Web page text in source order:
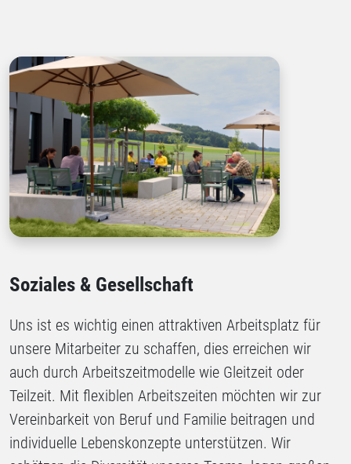
Soziales & Gesellschaft
Uns ist es wichtig einen attraktiven Arbeitsplatz für
unsere Mitarbeiter zu schaffen, dies erreichen wir
auch durch Arbeitszeitmodelle wie Gleitzeit oder
Teilzeit. Mit flexiblen Arbeitszeiten möchten wir zur
Vereinbarkeit von Beruf und Familie beitragen und
individuelle Lebenskonzepte unterstützen. Wir